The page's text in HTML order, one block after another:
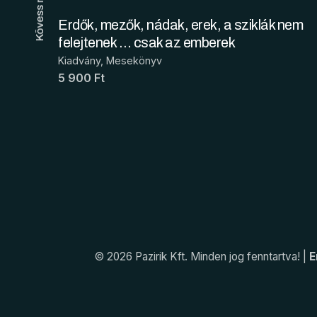
Erdők, mezők, nádak, erek, a sziklák nem
felejtenek … csak az emberek
Kiadvány Mesekönyv
5 900 Ft
© 2026 Pazirik Kft. Minden jog fenntartva! |